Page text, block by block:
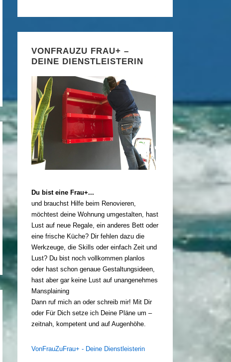
VONFRAUZU FRAU+ –
DEINE DIENSTLEISTERIN
Du bist eine Frau+...
und brauchst Hilfe beim Renovieren,
möchtest deine Wohnung umgestalten, hast
Lust auf neue Regale, ein anderes Bett oder
eine frische Küche? Dir fehlen dazu die
Werkzeuge, die Skills oder einfach Zeit und
Lust? Du bist noch vollkommen planlos
oder hast schon genaue Gestaltungsideen,
hast aber gar keine Lust auf unangenehmes
Mansplaining
Dann ruf mich an oder schreib mir! Mit Dir
oder Für Dich setze ich Deine Pläne um –
zeitnah, kompetent und auf Augenhöhe.
VonFrauZuFrau+ - Deine Dienstleisterin